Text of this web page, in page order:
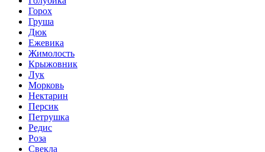
Горох
Груша
Дюк
Ежевика
Жимолость
Крыжовник
Лук
Морковь
Нектарин
Персик
Петрушка
Редис
Роза
Свекла